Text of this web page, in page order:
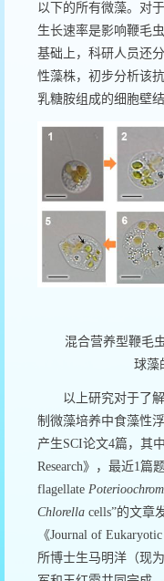
以下的所有微藻。对
生长速率是影响鞭毛
基础上，科研人员还
性藻株，初步分析该
乳糖胺组成的细胞壁
混合营养型鞭毛
球藻
以上研究对于了
制微藻培养中食藻性
产生SCI论文4篇，其中
Research》，最近1篇
flagellate
Chlorella cells”的文章
《Journal of
所博士生马明洋（现